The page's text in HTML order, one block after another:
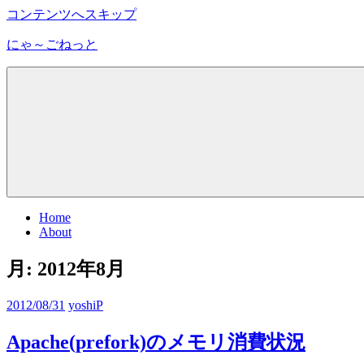
コンテンツへスキップ
にゃ～ごねっと
プ
の
イ
サ
Home
About
月: 2012年8月
2012/08/31 yoshiP
Apache(prefork)のメモリ消費状況